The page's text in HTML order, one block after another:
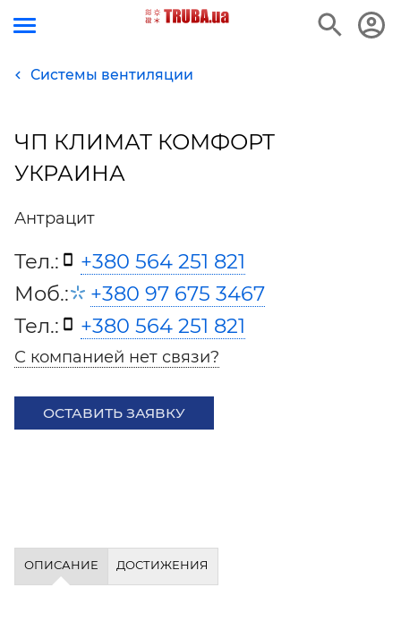
Системы вентиляции
ЧП КЛИМАТ КОМФОРТ
УКРАИНА
Антрацит
Тел.:
+380 564 251 821
Моб.:
+380 97 675 3467
Тел.:
+380 564 251 821
С компанией нет связи?
ОСТАВИТЬ ЗАЯВКУ
ОПИСАНИЕ ДОСТИЖЕНИЯ